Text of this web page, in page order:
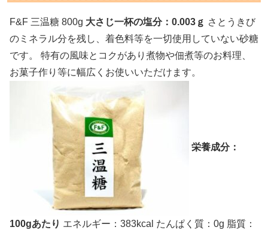
F&F 三温糖 800g 大さじ一杯の塩分：0.003ｇ さとうきび
のミネラル分を残し、着色料等を一切使用していない砂糖
です。 特有の風味とコクがあり煮物や佃煮等のお料理、
お菓子作り等に幅広くお使いいただけます。
栄養成分：
100gあたり エネルギー：383kcal たんぱく質：0g 脂質：